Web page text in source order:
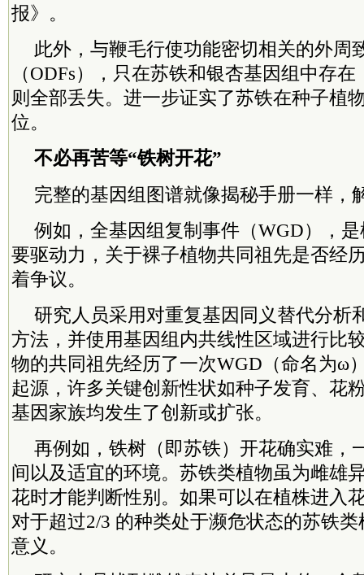
报》。
此外，与鞭毛行使功能密切相关的外周
（ODFs），只在苏铁和银杏基因组中存
则全部丢失。进一步证实了苏铁在种子植
位。
不必再苦等“铁树开花”
完整的基因组图谱就像揭秘手册一样，
例如，全基因组复制事件（WGD），
要驱动力，关于裸子植物共同祖先是否经
着争议。
研究人员采用对重复基因同义替代分析
方法，并使用基因组内共线性区域进行比
物的共同祖先经历了一次WGD（命名为ω
起源，许多关键创新性状如种子发育、花
基因家族均发生了创新或扩张。
再例如，铁树（即苏铁）开花确实难，
间以及适宜的环境。苏铁类植物虽为雌雄
花时才能判断性别。如果可以在植株进入
对于超过2/3 的种类处于濒危状态的苏铁
意义。